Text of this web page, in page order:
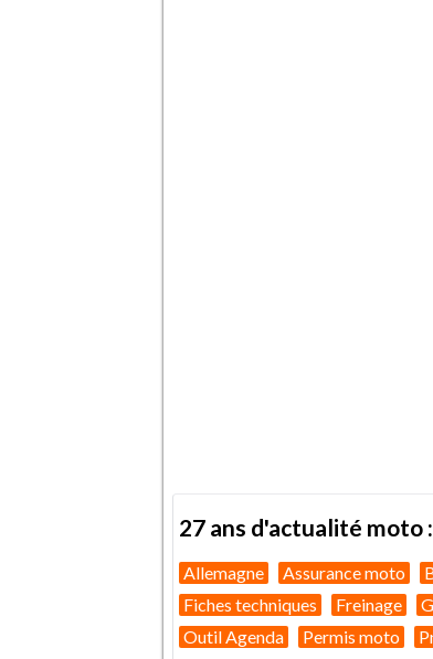
27 ans d'actualité moto :
Allemagne Assurance moto
Fiches techniques
Freinage
Outil Agenda
Permis moto